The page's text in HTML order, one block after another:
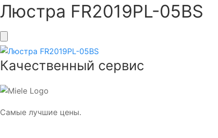
Люстра FR2019PL-05BS
Качественный сервис
Самые лучшие цены.